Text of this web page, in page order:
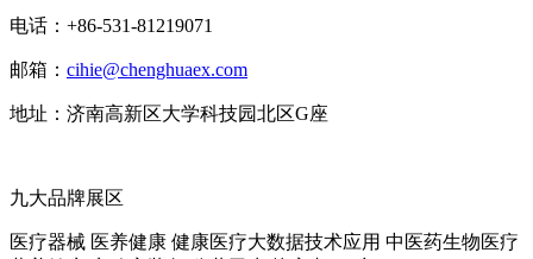
电话：+86-531-81219071
邮箱： cihie@chenghuaex.com
地址：济南高新区大学科技园北区G座
九大品牌展区
医疗器械 医养健康 健康医疗大数据技术应用 中医药生物医疗